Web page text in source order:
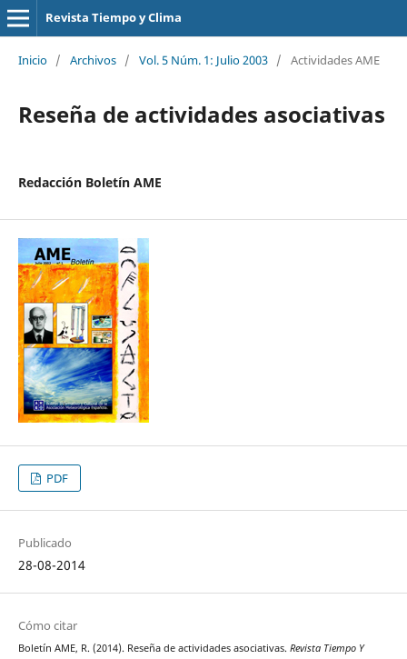
Revista Tiempo y Clima
Inicio / Archivos / Vol. 5 Núm. 1: Julio 2003 / Actividades AME
Reseña de actividades asociativas
Redacción Boletín AME
PDF
Publicado
28-08-2014
Cómo citar
Boletín AME, R. (2014). Reseña de actividades asociativas. Revista Tiempo Y